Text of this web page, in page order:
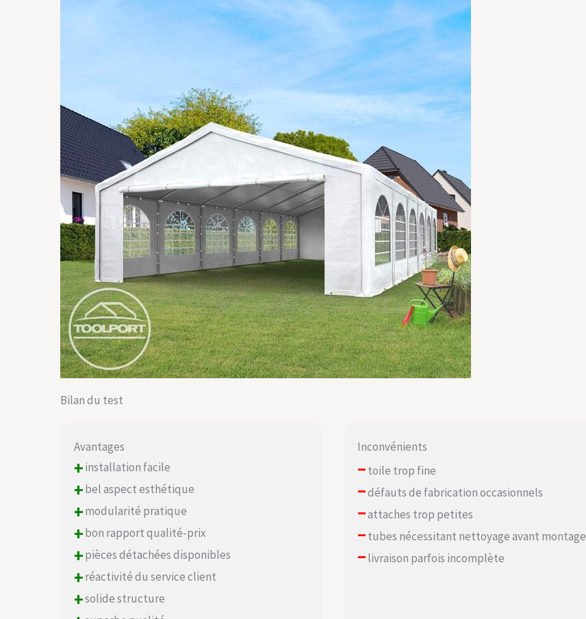
Bilan du test
Avantages
+installation facile
+bel aspect esthétique
+modularité pratique
+bon rapport qualité-prix
+pièces détachées disponibles
+réactivité du service client
+solide structure
Inconvénients
–toile trop fine
–défauts de fabrication occasionnels
–attaches trop petites
–tubes nécessitant nettoyage avant montage
–livraison parfois incomplète